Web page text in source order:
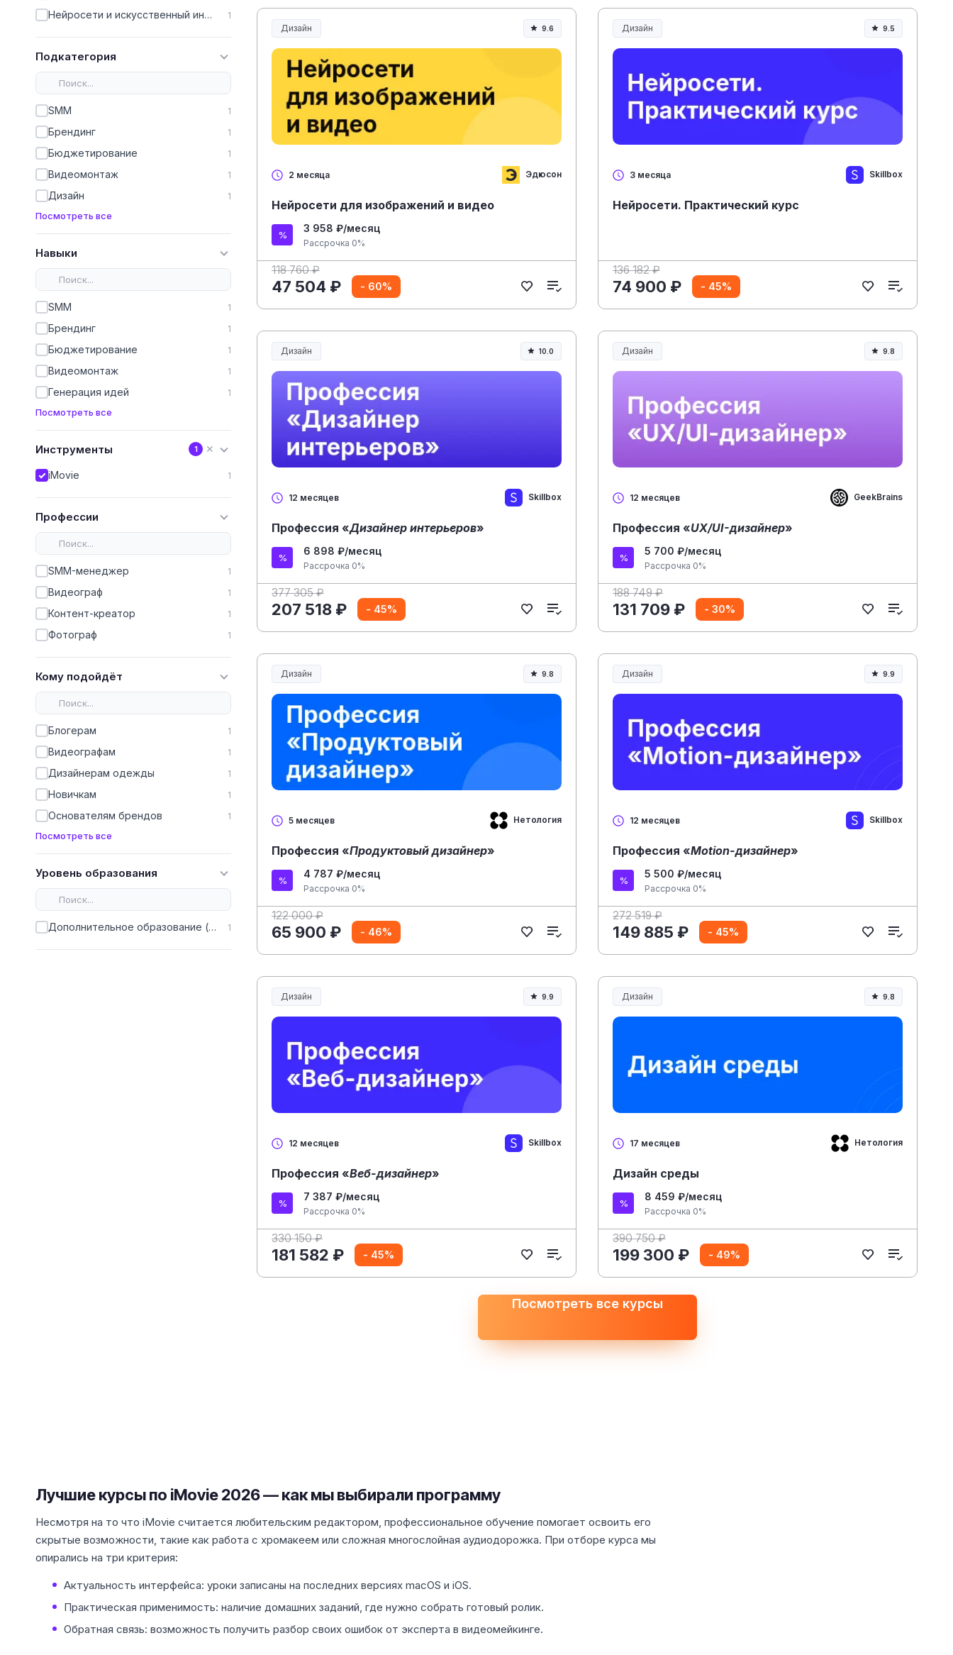
Нейросети и искусственный интеллект 1
Подкатегория
SMM 1
Брендинг 1
Бюджетирование 1
Видеомонтаж 1
Дизайн 1
Посмотреть все
Навыки
SMM 1
Брендинг 1
Бюджетирование 1
Видеомонтаж 1
Генерация идей 1
Посмотреть все
Инструменты 1 ✕
iMovie 1
Профессии
SMM-менеджер 1
Видеограф 1
Контент-креатор 1
Фотограф 1
Кому подойдёт
Блогерам 1
Видеографам 1
Дизайнерам одежды 1
Новичкам 1
Основателям брендов 1
Посмотреть все
Уровень образования
Дополнительное образование (ДПО) 1
Дизайн 9.6
2 месяца Эдюсон
Нейросети для изображений и видео
3 958 ₽/месяц
Рассрочка 0%
118 760 ₽
47 504 ₽ - 60%
Дизайн 9.5
3 месяца Skillbox
Нейросети. Практический курс
136 182 ₽
74 900 ₽ - 45%
Дизайн 10.0
12 месяцев Skillbox
Профессия «Дизайнер интерьеров»
6 898 ₽/месяц
Рассрочка 0%
377 305 ₽
207 518 ₽ - 45%
Дизайн 9.8
12 месяцев GeekBrains
Профессия «UX/UI-дизайнер»
5 700 ₽/месяц
Рассрочка 0%
188 749 ₽
131 709 ₽ - 30%
Дизайн 9.8
5 месяцев Нетология
Профессия «Продуктовый дизайнер»
4 787 ₽/месяц
Рассрочка 0%
122 000 ₽
65 900 ₽ - 46%
Дизайн 9.9
12 месяцев Skillbox
Профессия «Motion-дизайнер»
5 500 ₽/месяц
Рассрочка 0%
272 519 ₽
149 885 ₽ - 45%
Дизайн 9.9
12 месяцев Skillbox
Профессия «Веб-дизайнер»
7 387 ₽/месяц
Рассрочка 0%
330 150 ₽
181 582 ₽ - 45%
Дизайн 9.8
17 месяцев Нетология
Дизайн среды
8 459 ₽/месяц
Рассрочка 0%
390 750 ₽
199 300 ₽ - 49%
Посмотреть все курсы
Лучшие курсы по iMovie 2026 — как мы выбирали программу
Несмотря на то что iMovie считается любительским редактором, профессиональное обучение помогает освоить его
скрытые возможности, такие как работа с хромакеем или сложная многослойная аудиодорожка. При отборе курса мы
опирались на три критерия:
Актуальность интерфейса: уроки записаны на последних версиях macOS и iOS.
Практическая применимость: наличие домашних заданий, где нужно собрать готовый ролик.
Обратная связь: возможность получить разбор своих ошибок от эксперта в видеомейкинге.